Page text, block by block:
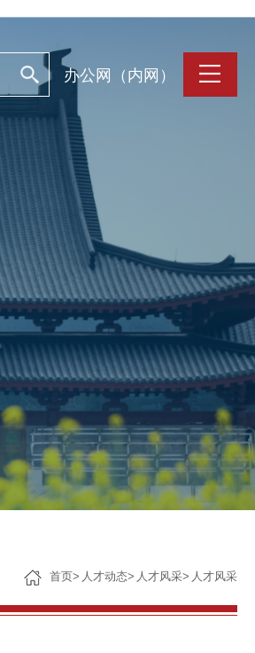
办公网（内网）
保障
and Life
件
怀
源
境
育
保障
首页> 人才动态> 人才风采> 人才风采